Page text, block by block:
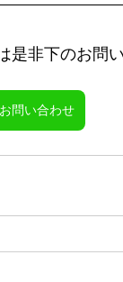
非下のお問
お問い合わせ